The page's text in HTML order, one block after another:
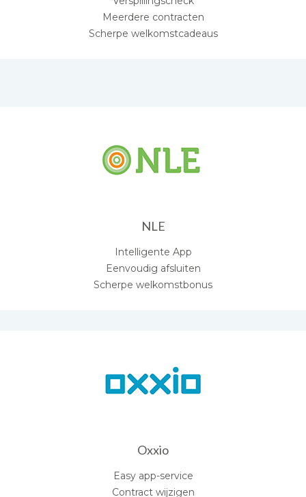
Meerdere contracten
Scherpe welkomstcadeaus
NLE
Intelligente App
Eenvoudig afsluiten
Scherpe welkomstbonus
Oxxio
Easy app-service
Contract wijzigen